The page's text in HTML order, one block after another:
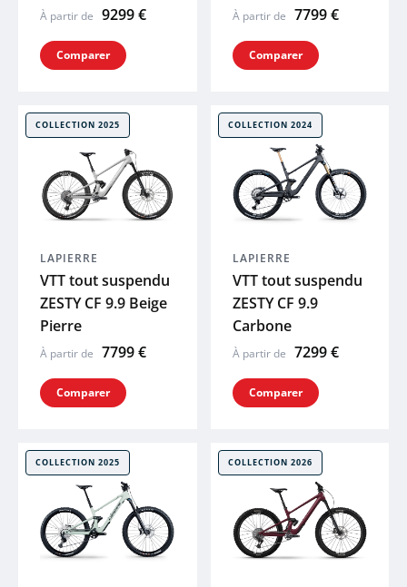
SYNCROS
ABUS
R RAYMON
XLC
ELITE
À partir de 9299 €
Comparer
À partir de 7799 €
Comparer
COLLECTION 2025
LAPIERRE
VTT tout suspendu
ZESTY CF 9.9 Beige
Pierre
À partir de 7799 €
Comparer
COLLECTION 2024
LAPIERRE
VTT tout suspendu
ZESTY CF 9.9
Carbone
À partir de 7299 €
Comparer
COLLECTION 2025 COLLECTION 2026